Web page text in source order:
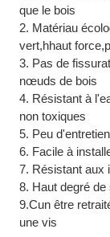
que le bois
2. Matériau
vert,hhaut force,
3. Pas de
nœuds de bois
4. Résistant à
non toxiques
5. Peu
6. Facile à
7. Résistant aux
8. Haut degré
9.Cun être
une vis